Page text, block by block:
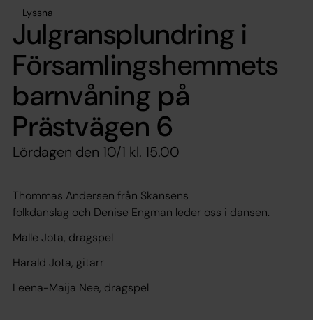
Lyssna
Julgransplundring i
Församlingshemmets
barnvåning på
Prästvägen 6
Lördagen den 10/1 kl. 15.00
Thommas Andersen från Skansens
folkdanslag och Denise Engman leder oss i dansen.
Malle Jota, dragspel
Harald Jota, gitarr
Leena-Maija Nee, dragspel